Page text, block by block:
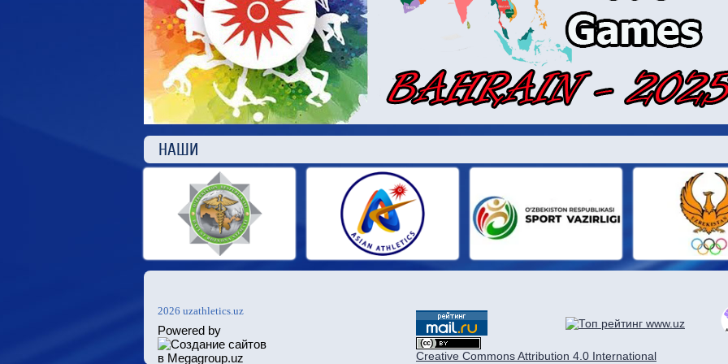
НАШИ
2026 uzathletics.uz
Powered by
Creative Commons Attribution 4.0 International